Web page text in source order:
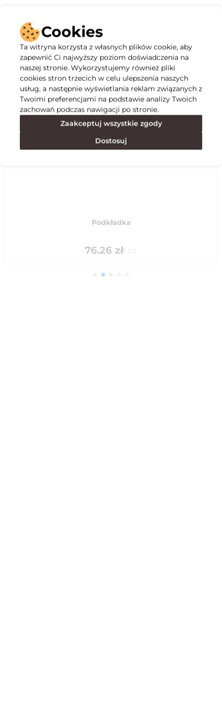
Opis
Specyfikacja
Polecane
Podkładka
76.26 zł/ szt
Cookies
Ta witryna korzysta z własnych plików cookie, aby
zapewnić Ci najwyższy poziom doświadczenia na
naszej stronie. Wykorzystujemy również pliki
cookies stron trzecich w celu ulepszenia naszych
usług, a następnie wyświetlania reklam związanych z
Twoimi preferencjami na podstawie analizy Twoich
zachowań podczas nawigacji po stronie.
Zaakceptuj wszystkie zgody
Dostosuj